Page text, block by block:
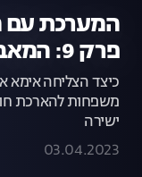
פרק 9: המאבק על חופשת הלידה
כיצד הצליחה אימא
משפחות להארכת
ישירה
03.04.2023